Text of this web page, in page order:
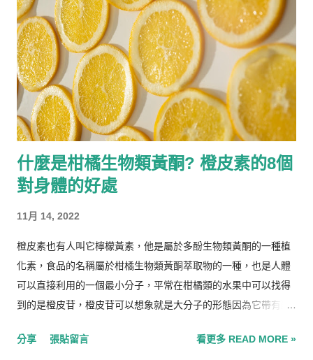
什麼是柑橘生物類黃酮? 橙皮素的8個
對身體的好處
11月 14, 2022
橙皮素也有人叫它檸檬黃素，他是屬於多酚生物類黃酮的一種植
化素，食品的名稱屬於柑橘生物類黃酮萃取物的一種，也是人體
可以直接利用的一個最小分子，平常在柑橘類的水果中可以找得
到的是橙皮苷，橙皮苷可以想象就是大分子的形態因為它帶有醣
種：抗發炎、保護心血管、抗氧化清除自由基。其中橙皮素又以
分享 張貼留言 看更多 READ MORE »